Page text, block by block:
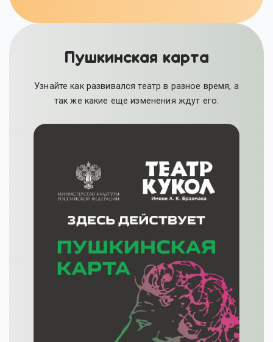
Пушкинская карта
Узнайте как развивался театр в разное время, а
так же какие еще изменения ждут его.